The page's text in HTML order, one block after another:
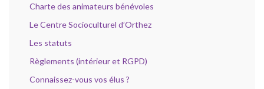
Charte des animateurs bénévoles
Le Centre Socioculturel d’Orthez
Les statuts
Règlements (intérieur et RGPD)
Connaissez-vous vos élus ?